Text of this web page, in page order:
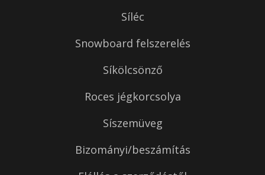
Síléc
Snowboard felszerelés
Síkölcsönző
Roces jégkorcsolya
Síszemüveg
Bizományi/beszámítás